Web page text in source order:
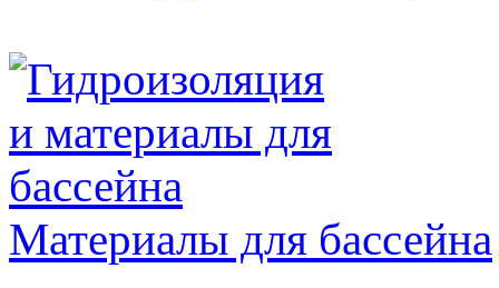
Материалы для бассейна